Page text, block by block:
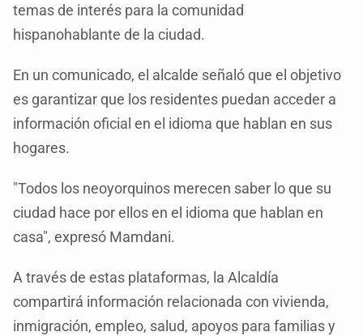
temas de interés para la comunidad
hispanohablante de la ciudad.
En un comunicado, el alcalde señaló que el objetivo
es garantizar que los residentes puedan acceder a
información oficial en el idioma que hablan en sus
hogares.
"Todos los neoyorquinos merecen saber lo que su
ciudad hace por ellos en el idioma que hablan en
casa", expresó Mamdani.
A través de estas plataformas, la Alcaldía
compartirá información relacionada con vivienda,
inmigración, empleo, salud, apoyos para familias y